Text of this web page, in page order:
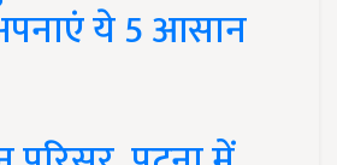
ये 5 आसान